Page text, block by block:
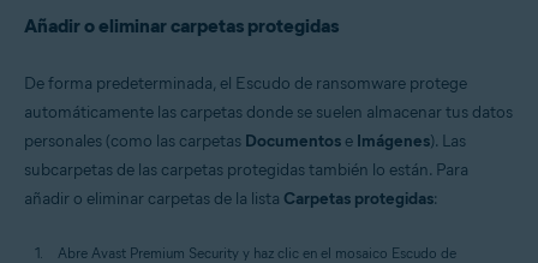
Añadir o eliminar carpetas protegidas
De forma predeterminada, el Escudo de ransomware protege
automáticamente las carpetas donde se suelen almacenar tus datos
personales (como las carpetas Documentos e Imágenes). Las
subcarpetas de las carpetas protegidas también lo están. Para
añadir o eliminar carpetas de la lista Carpetas protegidas:
Abre Avast Premium Security y haz clic en el mosaico Escudo de